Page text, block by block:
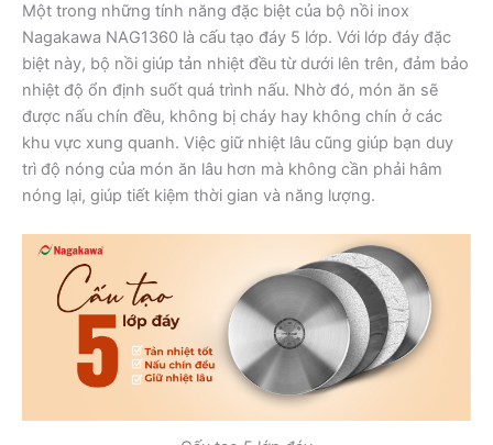
Một trong những tính năng đặc biệt của bộ nồi inox
Nagakawa NAG1360 là cấu tạo đáy 5 lớp. Với lớp đáy đặc
biệt này, bộ nồi giúp tản nhiệt đều từ dưới lên trên, đảm bảo
nhiệt độ ổn định suốt quá trình nấu. Nhờ đó, món ăn sẽ
được nấu chín đều, không bị cháy hay không chín ở các
khu vực xung quanh. Việc giữ nhiệt lâu cũng giúp bạn duy
trì độ nóng của món ăn lâu hơn mà không cần phải hâm
nóng lại, giúp tiết kiệm thời gian và năng lượng.